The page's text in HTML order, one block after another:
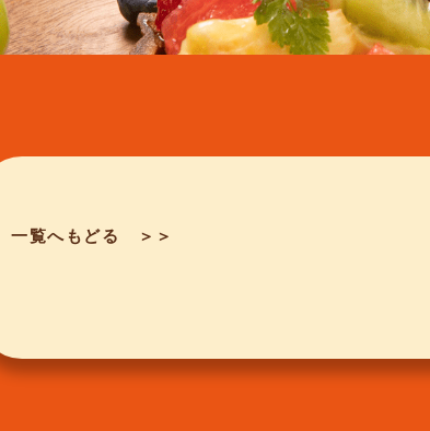
一覧へもどる ＞＞